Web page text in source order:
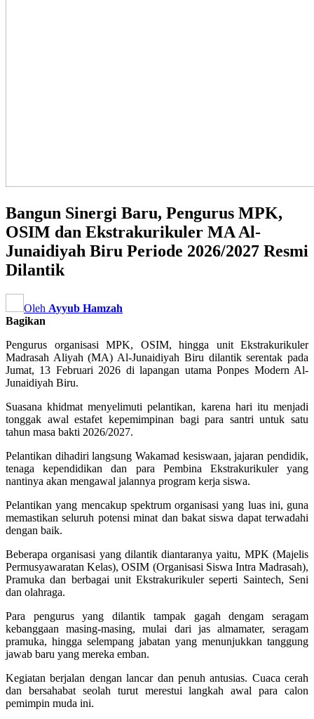
Bangun Sinergi Baru, Pengurus MPK,
OSIM dan Ekstrakurikuler MA Al-
Junaidiyah Biru Periode 2026/2027 Resmi
Dilantik
Oleh Ayyub Hamzah
Bagikan
Pengurus organisasi MPK, OSIM, hingga unit Ekstrakurikuler
Madrasah Aliyah (MA) Al-Junaidiyah Biru dilantik serentak pada
Jumat, 13 Februari 2026 di lapangan utama Ponpes Modern Al-
Junaidiyah Biru.
Suasana khidmat menyelimuti pelantikan, karena hari itu menjadi
tonggak awal estafet kepemimpinan bagi para santri untuk satu
tahun masa bakti 2026/2027.
Pelantikan dihadiri langsung Wakamad kesiswaan, jajaran pendidik,
tenaga kependidikan dan para Pembina Ekstrakurikuler yang
nantinya akan mengawal jalannya program kerja siswa.
Pelantikan yang mencakup spektrum organisasi yang luas ini, guna
memastikan seluruh potensi minat dan bakat siswa dapat terwadahi
dengan baik.
Beberapa organisasi yang dilantik diantaranya yaitu, MPK (Majelis
Permusyawaratan Kelas), OSIM (Organisasi Siswa Intra Madrasah),
Pramuka dan berbagai unit Ekstrakurikuler seperti Saintech, Seni
dan olahraga.
Para pengurus yang dilantik tampak gagah dengam seragam
kebanggaan masing-masing, mulai dari jas almamater, seragam
pramuka, hingga selempang jabatan yang menunjukkan tanggung
jawab baru yang mereka emban.
Kegiatan berjalan dengan lancar dan penuh antusias. Cuaca cerah
dan bersahabat seolah turut merestui langkah awal para calon
pemimpin muda ini.